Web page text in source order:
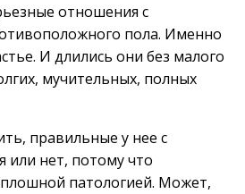
отношения с
пола. Именно
И длились они без малого
мучительных, полных
правильные у нее с
нет, потому что
патологией. Может,